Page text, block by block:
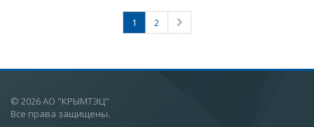
1 2
© 2026 АО "КРЫМТЭЦ"
Все права защищены.